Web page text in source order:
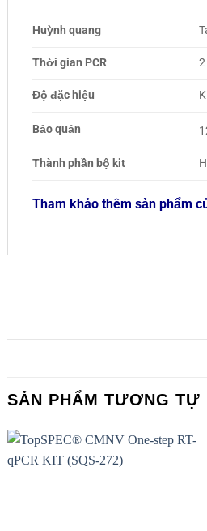
Huỳnh quang
Thời gian PCR
Độ đặc hiệu
Bảo quản
Thành phần bộ kit
Tham khảo thêm sản phẩm
SẢN PHẨM TƯƠNG TỰ